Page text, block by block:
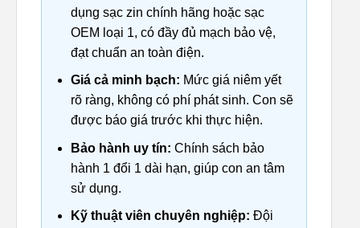
dụng sạc zin chính hãng hoặc sạc
OEM loại 1, có đầy đủ mạch bảo vệ,
đạt chuẩn an toàn điện.
Giá cả minh bạch: Mức giá niêm yết
rõ ràng, không có phí phát sinh. Con sẽ
được báo giá trước khi thực hiện.
Bảo hành uy tín: Chính sách bảo
hành 1 đổi 1 dài hạn, giúp con an tâm
sử dụng.
Kỹ thuật viên chuyên nghiệp: Đội